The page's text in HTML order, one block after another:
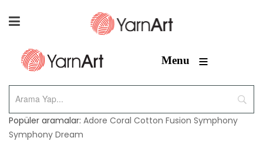
Menu ≡
Popüler aramalar: Adore Coral Cotton Fusion Symphony
Symphony Dream